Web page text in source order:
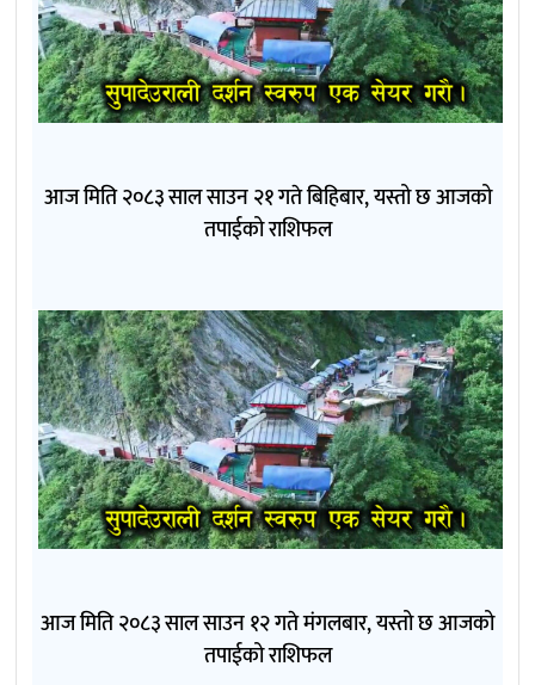
आज मिति २०८३ साल साउन २१ गते बिहिबार, यस्तो छ आजको
तपाईको राशिफल
आज मिति २०८३ साल साउन १२ गते मंगलबार, यस्तो छ आजको
तपाईको राशिफल